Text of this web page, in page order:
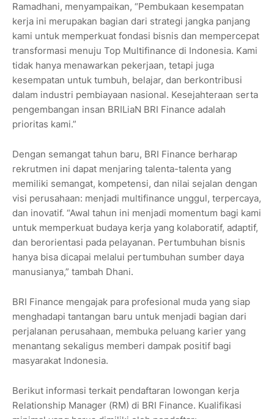
Ramadhani, menyampaikan, “Pembukaan kesempatan
kerja ini merupakan bagian dari strategi jangka panjang
kami untuk memperkuat fondasi bisnis dan mempercepat
transformasi menuju Top Multifinance di Indonesia. Kami
tidak hanya menawarkan pekerjaan, tetapi juga
kesempatan untuk tumbuh, belajar, dan berkontribusi
dalam industri pembiayaan nasional. Kesejahteraan serta
pengembangan insan BRILiaN BRI Finance adalah
prioritas kami.”
Dengan semangat tahun baru, BRI Finance berharap
rekrutmen ini dapat menjaring talenta-talenta yang
memiliki semangat, kompetensi, dan nilai sejalan dengan
visi perusahaan: menjadi multifinance unggul, terpercaya,
dan inovatif. “Awal tahun ini menjadi momentum bagi kami
untuk memperkuat budaya kerja yang kolaboratif, adaptif,
dan berorientasi pada pelayanan. Pertumbuhan bisnis
hanya bisa dicapai melalui pertumbuhan sumber daya
manusianya,” tambah Dhani.
BRI Finance mengajak para profesional muda yang siap
menghadapi tantangan baru untuk menjadi bagian dari
perjalanan perusahaan, membuka peluang karier yang
menantang sekaligus memberi dampak positif bagi
masyarakat Indonesia.
Berikut informasi terkait pendaftaran lowongan kerja
Relationship Manager (RM) di BRI Finance. Kualifikasi